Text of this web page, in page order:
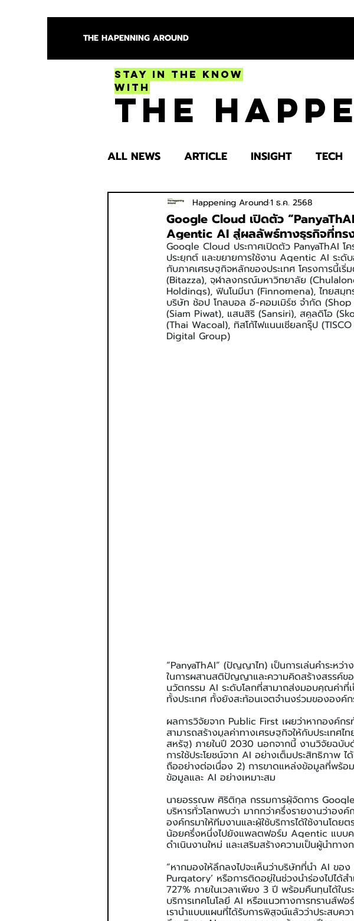
THE HAPENNING AROUND
Stay in the Know
With
The
ALL NEWS ARTICLE INSIGHT TECH
ENTERTAINMENT HEALTH
SPOTLIGHT TRY
Google Cloud เปิดตัว
Agentic AI สู่ผลลัพธ์ทางธุรกิจที่ท
Happening Around1 ธ.ค. 2568
Google Cloud ประกาศเปิดตัว PanyaThAI
ประยุกต์ และขยายการใช้งาน Agentic AI ระ
กับภาคเศรษฐกิจหลักของประเทศ โครงการนี้เ
(Bitazza), จุฬาลงกรณ์มหาวิทยาลัย
Holdings), ฟินโนมีนา (Finnomena), ไทยสมุ
บริษัท ช้อป โกลบอล อี-คอมเมิร์ซ จำกัด
(Siam Piwat), แสนสิริ (Sansiri), สคูลดิโอ
(Thai Wacoal), ทิสโก้ไฟแนนเชียลกรุ๊ป
Digital Group)
“PanyaThAI” (ปัญญาไท) เป็นการเล่นคำระหว่
ในการผสานสติปัญญาและความคิดสร้างสรรค์ข
นวัตกรรม AI ระดับโลกที่สามาถส่งมอบคุณค่าที่
ทั้งประเทศ ทั้งยังสะท้อนเจตจำนงร่วมขององ
ผลการวิจัยจาก Public First เผยว่าหากองค์ก
สามารถสร้างมูลค่าทางเศรษฐกิจให้กับประเท
สหรัฐ) ภายในปี 2030 นอกจากนี้ งานวิจัยฉบั
การใช้ประโยชน์จาก AI อย่างเต็มประสิทธิภาพ
ถืออย่างต่อเนื่อง 2) การขาดแหล่งข้อมูลที่พร้อ
ข้อมูลและ AI อย่างเหมาะสม
นายอรรณพ ศิริติกุล กรรมการผู้จัดการ
บริหารทั่วโลกพบว่า มากกว่าครึ่งรายงานว่าอง
องค์กรมาให้ทีมงานและผู้ใช้บริการได้ใช้งานโ
น้อยครึ่งหนึ่งไปยังแพลตฟอร์ม Agentic แบบค
ดำเนินงานใหม่ และเสริมสร้างความเป็นผู้นำทาง
“หากมองให้ลึกลงไปจะเห็นว่าบริษัทที่นำ AI ขอ
Purgatory’ หรือการติดอยู่ในช่วงนำร่องไปได้
727% ภายในเวลาเพียง 3 ปี พร้อมคืนทุนได้ในร
บริการเทคโนโลยี AI หรือแนวทางการทรานส์ฟ
เรานำแบบแผนที่ได้รับการพิสูจน์แล้วว่าประสบคว